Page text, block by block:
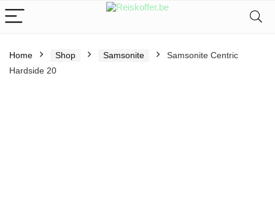
Home Shop Samsonite
Samsonite Centric
Hardside 20